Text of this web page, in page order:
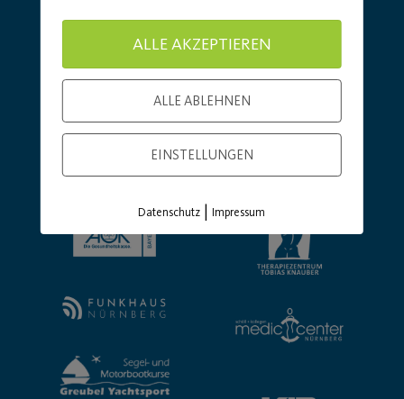
Basic Partner:
ALLE AKZEPTIEREN
ALLE ABLEHNEN
EINSTELLUNGEN
Datenschutz |Impressum